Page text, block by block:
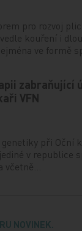
pro rozvoj
kouření i
ve formě
zabraňující
VFN
při Oční
v republice
včetně…
NOVINEK.